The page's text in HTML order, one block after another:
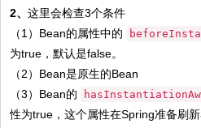
2、这里会检查3个条件
（1）Bean的属性中的
为true，默认是false。
（2）Bean是原生的Bean
（3）Bean的
性为true，这个属性在Spring准备刷